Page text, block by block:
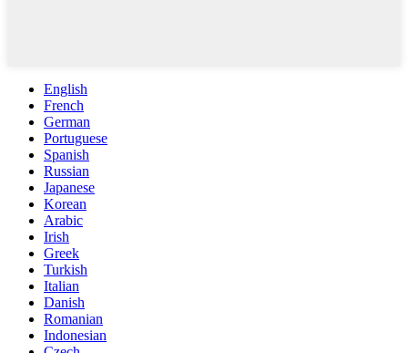
English
French
German
Portuguese
Spanish
Russian
Japanese
Korean
Arabic
Irish
Greek
Turkish
Italian
Danish
Romanian
Indonesian